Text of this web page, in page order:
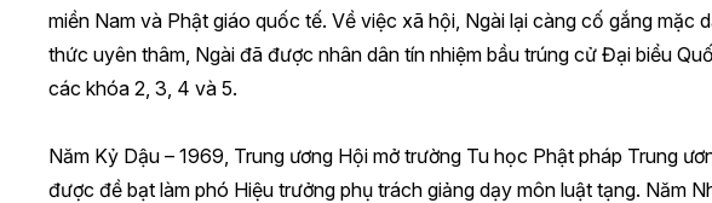
miền Nam và Phật giáo quốc tế. Về việc xã hội, Ngài lại càng cố gắng mặc
thức uyên thâm, Ngài đã được nhân dân tín nhiệm bầu trúng cử Đại biểu
các khóa 2, 3, 4 và 5.
Năm Kỷ Dậu – 1969, Trung ương Hội mở trường Tu học Phật pháp Trung
được đề bạt làm phó Hiệu trưởng phụ trách giảng dạy môn luật tạng. Năm